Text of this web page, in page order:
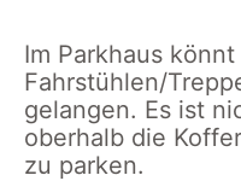
Im Parkhaus
Fahrstühlen/
gelangen. Es ist
oberhalb die
zu parken.